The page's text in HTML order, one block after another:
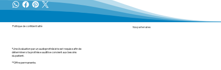
Politique de confidentialité Nos partenaires
*Une évaluation par un audioprothésiste est requise afin de
déterminer si la prothèse auditive convient aux besoins
du patient.
**Offre permanente.